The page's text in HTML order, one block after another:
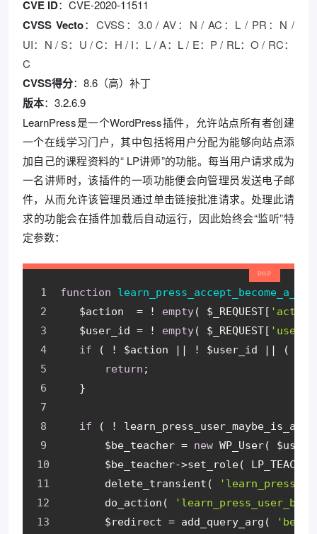
CVE ID：CVE-2020-11511
CVSS Vecto：CVSS：3.0 / AV：N / AC：L / PR：N /
UI：N / S：U / C：H / I：L / A：L / E：P / RL：O / RC：
C
CVSS得分：8.6（高）补丁
版本：3.2.6.9
LearnPress是一个WordPress插件，允许站点所有者创建
一个在线学习门户，其中包括将用户分配为能够向站点添
加自己的课程资料的“ LP讲师”的功能。每当用户请求成为
一名讲师时，该插件的一项功能便会向管理员发送电子邮
件，从而允许该管理员通过单击链接批准请求。处理此请
求的功能会在插件加载后自动运行，因此始终会“监听”特
定参数：
function
   $action  = !
empty( $_REQUEST[
   $user_id = !
empty( $_REQUEST[
if ( ! $action || ! $user_id || (
return ;
   }
if ( !
       $be_teacher =
new WP_User(
$be_teacher->set_role(
       delete_transient(
       do_action(
       $redirect = add_query_arg(